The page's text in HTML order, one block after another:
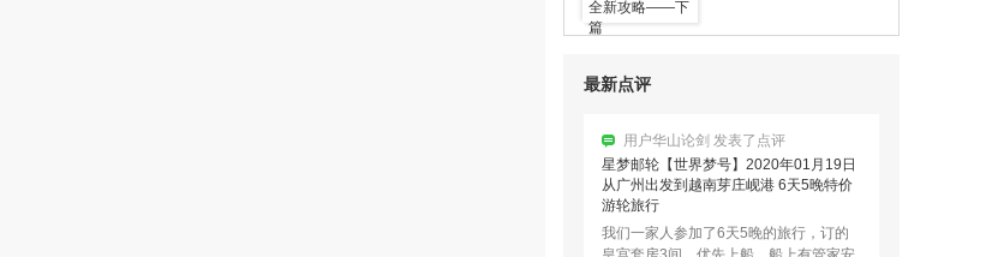
最新点评
感谢歌诗达邮轮给我们提供了这么一个既
旅行又充分享受的快乐环境。当天一上船
符合我们的最初预期，我想这与组织…
用户华山论剑 发表了点评
星梦邮轮【世界梦号】2020年01月19日
从广州出发到越南芽庄岘港 6天5晚特价
游轮旅行
我们一家人参加了6天5晚的旅行，订的